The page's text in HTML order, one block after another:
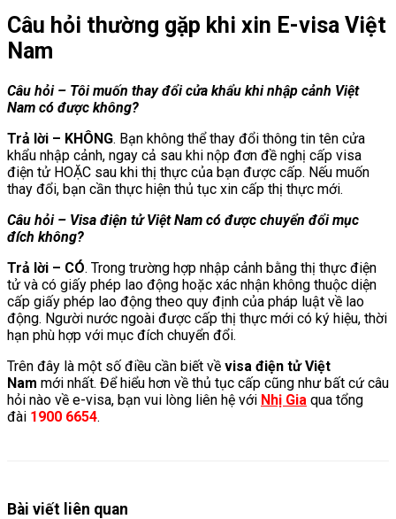
Câu hỏi thường gặp khi xin E-visa Việt
Nam
Câu hỏi – Tôi muốn thay đổi cửa khẩu khi nhập cảnh Việt
Nam có được không?
Trả lời – KHÔNG. Bạn không thể thay đổi thông tin tên cửa
khẩu nhập cảnh, ngay cả sau khi nộp đơn đề nghị cấp visa
điện tử HOẶC sau khi thị thực của bạn được cấp. Nếu muốn
thay đổi, bạn cần thực hiện thủ tục xin cấp thị thực mới.
Câu hỏi – Visa điện tử Việt Nam có được chuyển đổi mục
đích không?
Trả lời – CÓ. Trong trường hợp nhập cảnh bằng thị thực điện
tử và có giấy phép lao động hoặc xác nhận không thuộc diện
cấp giấy phép lao động theo quy định của pháp luật về lao
động. Người nước ngoài được cấp thị thực mới có ký hiệu, thời
hạn phù hợp với mục đích chuyển đổi.
Trên đây là một số điều cần biết về visa điện tử Việt
Nam mới nhất. Để hiểu hơn về thủ tục cấp cũng như bất cứ câu
hỏi nào về e-visa, bạn vui lòng liên hệ với Nhị Gia qua tổng
đài 1900 6654.
Bài viết liên quan